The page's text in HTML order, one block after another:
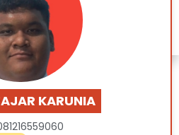
KARUNIA